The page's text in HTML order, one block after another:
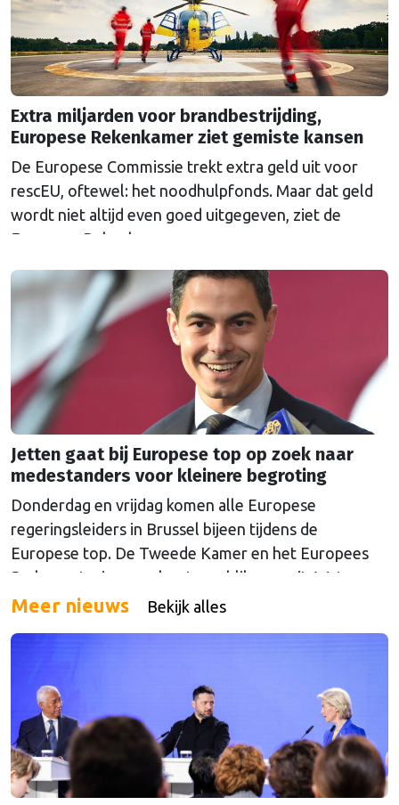
Extra miljarden voor brandbestrijding,
Europese Rekenkamer ziet gemiste kansen
De Europese Commissie trekt extra geld uit voor
rescEU, oftewel: het noodhulpfonds. Maar dat geld
wordt niet altijd even goed uitgegeven, ziet de
Europese Rekenkamer.
Jetten gaat bij Europese top op zoek naar
medestanders voor kleinere begroting
Donderdag en vrijdag komen alle Europese
regeringsleiders in Brussel bijeen tijdens de
Europese top. De Tweede Kamer en het Europees
Parlement wierpen alvast een blik vooruit. Wat
mogen we verwachten van de gesprekken over geld,
Meer nieuws Bekijk alles